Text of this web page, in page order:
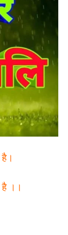
है।
है ।।